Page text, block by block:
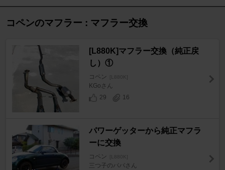
コペンのマフラー : マフラー交換
[L880K]マフラー交換（純正戻
し）①
コペン
KGoさん
29
16
パワーゲッターから純正マフラ
ーに交換
コペン
三つ子のパパさん